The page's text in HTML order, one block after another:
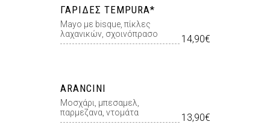
ΓΑΡΊΔΕΣ TEMPURA*
Mayo με bisque, πίκλες
λαχανικών, σχοινόπρασο
14,90€
ARANCINI
Μοσχάρι, μπεσαμελ,
παρμεζανα, ντομάτα
13,90€